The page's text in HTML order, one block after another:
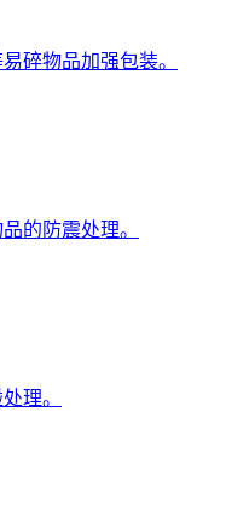
碎物品加强包装。
的防震处理。
理。